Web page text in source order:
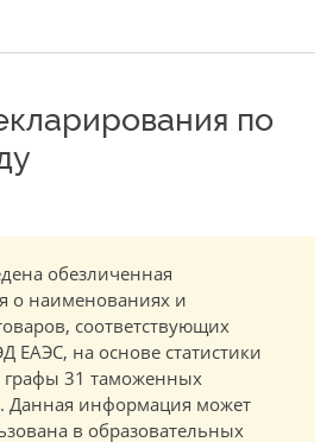
по
обезличенная
о наименованиях и
соответствующих
ЕАЭС, на основе статистики
графы 31 таможенных
Данная информация может
в образовательных